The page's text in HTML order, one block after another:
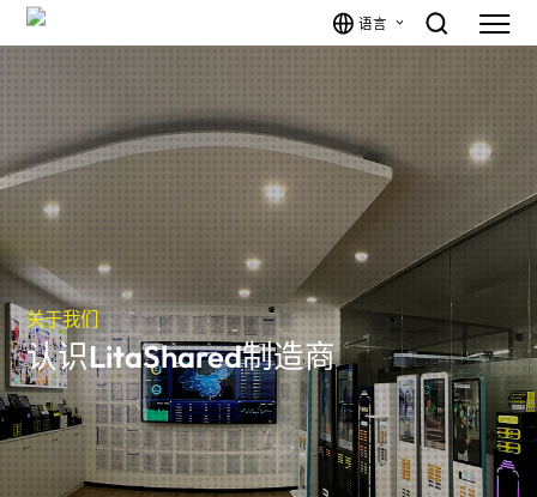
语言
关于我们
认识LitaShared制造商